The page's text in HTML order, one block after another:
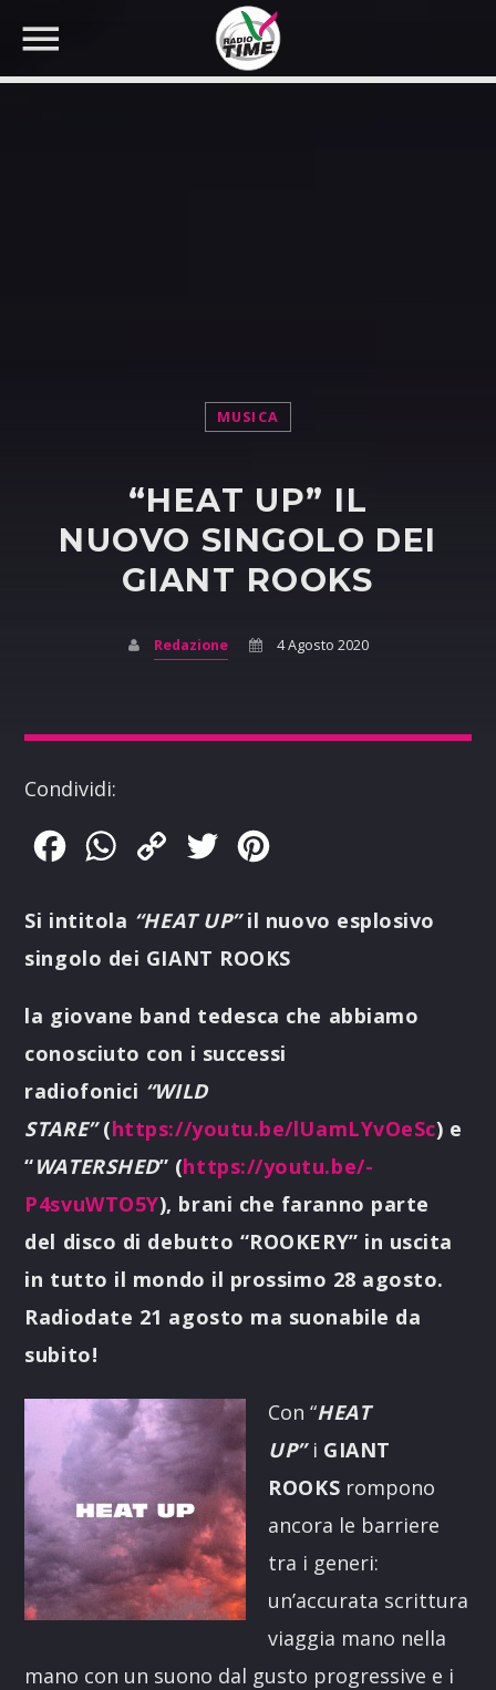
MUSICA
“HEAT UP” IL
NUOVO SINGOLO DEI
GIANT ROOKS
Redazione 4 Agosto 2020
Condividi:
FacebookWhatsApp
Copy
Twitter
Si intitola “HEAT UP”il nuovo esplosivo
singolo dei GIANT ROOKS
la giovane band tedesca che abbiamo
conosciuto con i successi
radiofonici “WILD
STARE”(https://youtu.be/lUamLYvOeSc) e
“WATERSHED” (https://youtu.be/-
P4svuWTO5Y), brani che faranno parte
del disco di debutto “ROOKERY” in uscita
in tutto il mondo il prossimo 28 agosto.
Radiodate 21 agosto ma suonabile da
subito!
Con “HEAT
UP”i GIANT
ROOKS rompono
ancora le barriere
tra i generi:
un’accurata scrittura
viaggia mano nella
mano con un suono dal gusto progressive e i